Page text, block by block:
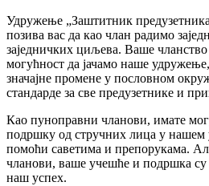
Удружење „Заштитник
позива вас да као члан радимо
заједничких циљева. Ваше чланство
могућност да јачамо наше
значајне промене у пословном
стандарде за све предузетнике и
Као пуноправни чланови, имате
подршку од стручних лица у нашем
помоћи саветима и препорукама.
чланови, ваше учешће и подршка су
наш успех.